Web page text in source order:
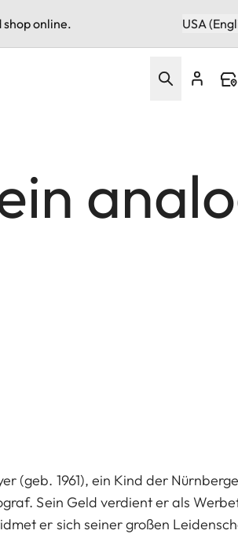
online. USA
(geb. 1961), ein Kind der
Sein Geld verdient er als
er sich seiner großen